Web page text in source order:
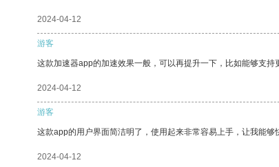
2024-04-12
游客
这款加速器app的加速效果一般，可以再提升一下，比如能够支持
2024-04-12
游客
这款app的用户界面简洁明了，使用起来非常容易上手，让我能够
2024-04-12